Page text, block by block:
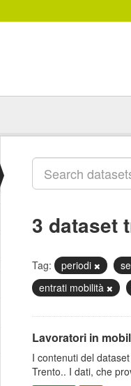
3 dataset
Tag: periodi
entrati mobilità
Lavoratori in
I contenuti del
Trento.. I dati, che